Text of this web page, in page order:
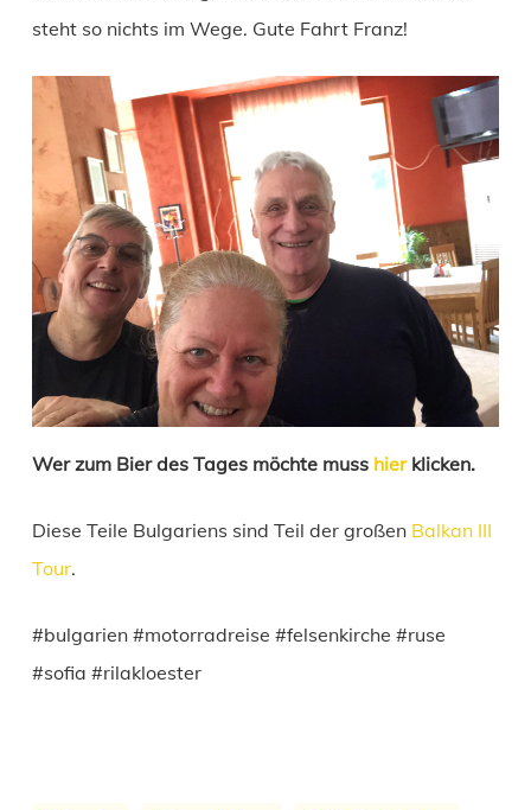
steht so nichts im Wege. Gute Fahrt Franz!
Wer zum Bier des Tages möchte muss hierklicken.
Diese Teile Bulgariens sind Teil der großen Balkan III
Tour.
#bulgarien #motorradreise #felsenkirche #ruse
#sofia #rilakloester